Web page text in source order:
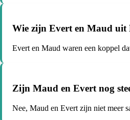
Wie zijn Evert en Maud uit
Evert en Maud waren een koppel
Zijn Maud en Evert nog
Nee, Maud en Evert zijn niet meer